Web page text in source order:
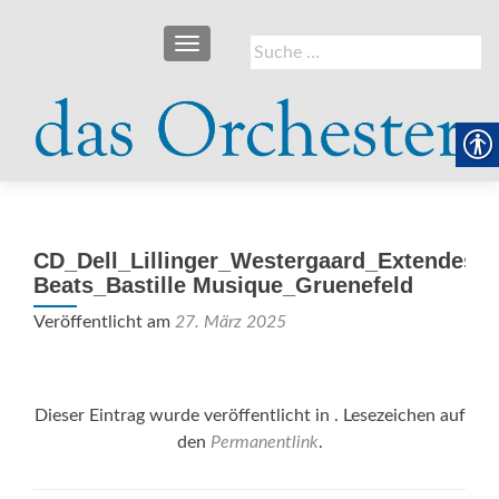
Suche
nach:
SCHALTE NAVIGATION
CD_Dell_Lillinger_Westergaard_Extendes
Beats_Bastille Musique_Gruenefeld
Veröffentlicht am 27. März 2025
Dieser Eintrag wurde veröffentlicht in . Lesezeichen auf
den Permanentlink.